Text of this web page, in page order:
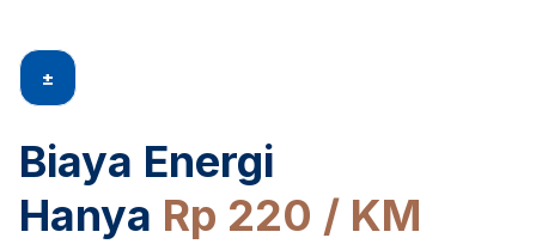
±
Biaya Energi
Hanya Rp 220 / KM